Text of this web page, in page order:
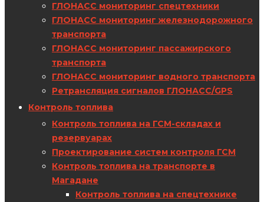
ГЛОНАСС мониторинг спецтехники
ГЛОНАСС мониторинг железнодорожного
транспорта
ГЛОНАСС мониторинг пассажирского
транспорта
ГЛОНАСС мониторинг водного транспорта
Ретрансляция сигналов ГЛОНАСС/GPS
Контроль топлива
Контроль топлива на ГСМ-складах и
резервуарах
Проектирование систем контроля ГСМ
Контроль топлива на транспорте в
Магадане
Контроль топлива на спецтехнике